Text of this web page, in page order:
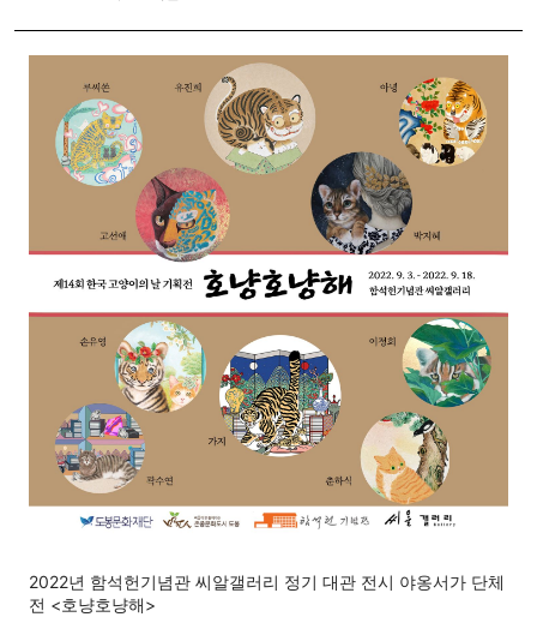
2022년 함석헌기념관 씨알갤러리 정기 대관 전시 야옹서가 단체
전 <호냥호냥해>